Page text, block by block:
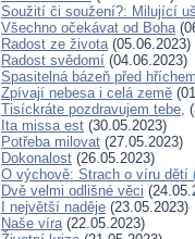
Soužití či soužení?: Milující
Všechno očekávat od Boha
Radost ze života(05.06.2023)
Radost svědomí (04.06.2023)
Spasitelná bázeň před
Zpívají nebesa i celá země
Tisíckráte pozdravujem tebe,
Ita missa est (30.05.2023)
Potřeba milovat (27.05.2023)
Dokonalost (26.05.2023)
O výchově: Strach o víru dětí
Dvě velmi odlišné věci
I největší naděje (23.05.2023)
Naše víra(22.05.2023)